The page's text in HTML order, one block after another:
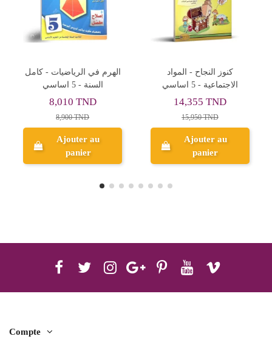
كنوز النجاح - المواد
الاجتماعية - 5 اساسي
14,355 TND
15,950 TND
Ajouter au
panier
Je T'aide - Trimestre 1 -
5ème Année Primaire
7,200 TND
Aperçu
Compte